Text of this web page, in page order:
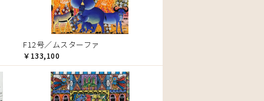
F12号／ムスターファ
￥133,100